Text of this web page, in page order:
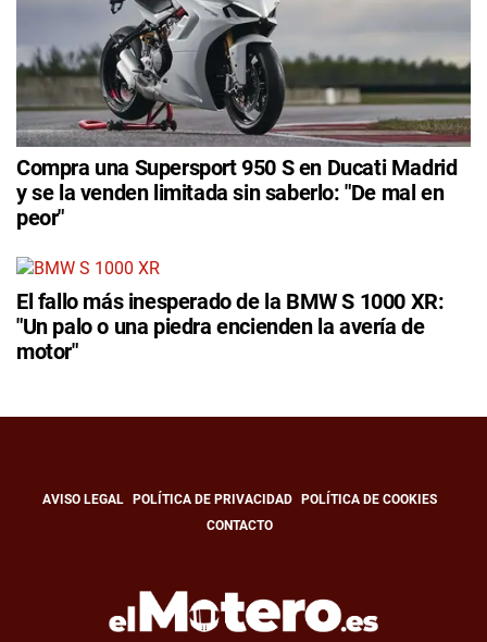
Compra una Supersport 950 S en Ducati Madrid
y se la venden limitada sin saberlo: "De mal en
peor"
El fallo más inesperado de la BMW S 1000 XR:
"Un palo o una piedra encienden la avería de
motor"
AVISO LEGAL POLÍTICA DE PRIVACIDAD
POLÍTICA DE COOKIES
CONTACTO